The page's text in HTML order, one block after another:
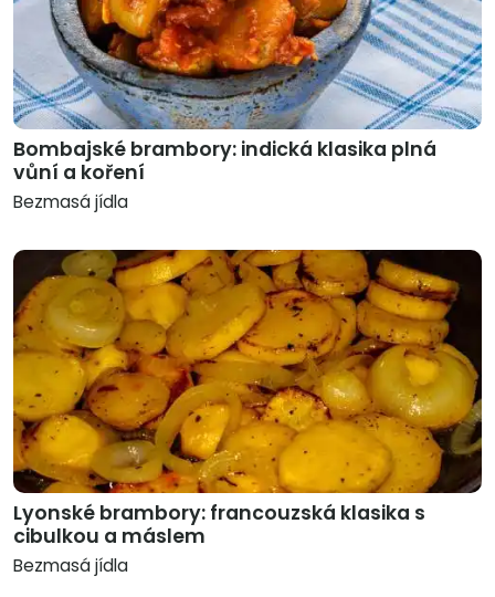
Bombajské brambory: indická klasika plná
vůní a koření
Bezmasá jídla
Lyonské brambory: francouzská klasika s
cibulkou a máslem
Bezmasá jídla